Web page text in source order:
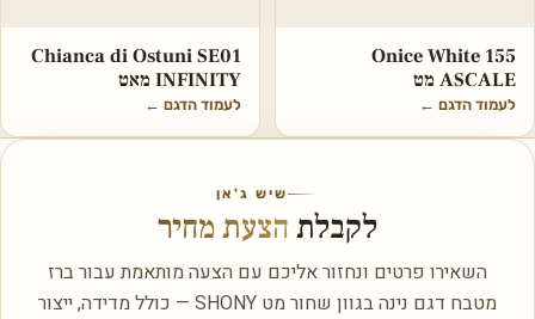
Onice White 155
ASCALE מט
לעמוד הדגם ←
Chianca di Ostuni SE01
INFINITY מאט
לעמוד הדגם ←
שיש ג'אן
לקבלת הצעת מחיר
השאירו פרטים ונחזור אליכם עם הצעה מותאמת עבור ברז
מטבח דגם נינה בגוון שחור מט SHONY — כולל מדידה, ייצור